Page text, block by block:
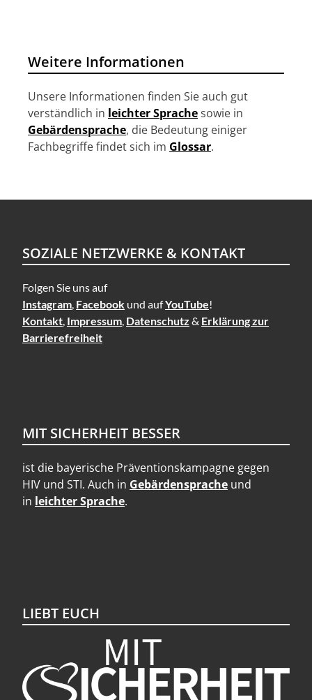
Weitere Informationen
Unsere Informationen finden Sie auch gut
verständlich in leichter Sprachesowie in
Gebärdensprache, die Bedeutung einiger
Fachbegriffe findet sich im Glossar.
SOZIALE NETZWERKE & KONTAKT
Folgen Sie uns auf
Instagram Facebook und aufYouTube!
Kontakt Impressum Datenschutz & Erklärung zur
Barrierefreiheit
MIT SICHERHEIT BESSER
ist die bayerische Präventionskampagne gegen
HIV und STI. Auch in Gebärdensprache und
in leichter Sprache.
LIEBT EUCH